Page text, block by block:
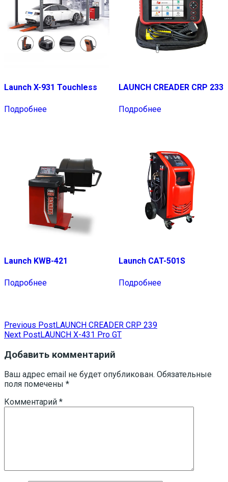
Launch X-931 Touchless
Подробнее
LAUNCH CREADER CRP 233
Подробнее
Launch KWB-421
Подробнее
Launch CAT-501S
Подробнее
Навигация
по
записям
Previous PostLAUNCH CREADER CRP 239
Next PostLAUNCH X-431 Pro GT
Добавить комментарий
Ваш адрес email не будет опубликован. Обязательные
поля помечены *
Комментарий *